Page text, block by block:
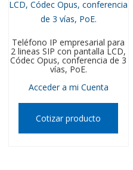
Teléfono IP empresarial para
2 lineas SIP con pantalla LCD,
Códec Opus, conferencia de 3
vías, PoE.
Acceder a mi Cuenta
Cotizar producto